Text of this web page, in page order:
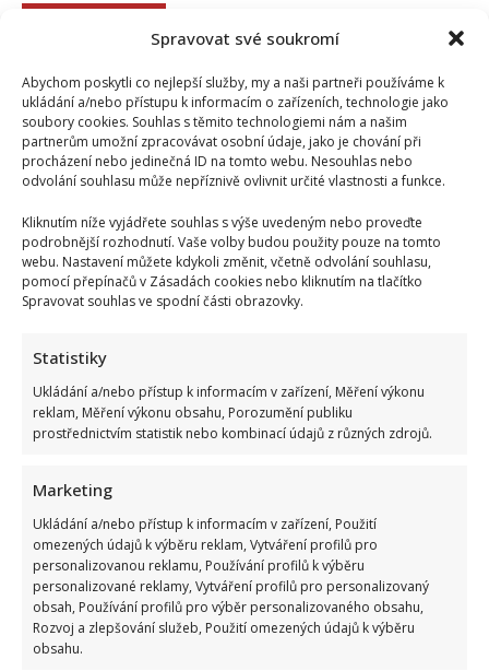
Spravovat své soukromí
Abychom poskytli co nejlepší služby, my a naši partneři používáme k
ukládání a/nebo přístupu k informacím o zařízeních, technologie jako
soubory cookies. Souhlas s těmito technologiemi nám a našim
partnerům umožní zpracovávat osobní údaje, jako je chování při
procházení nebo jedinečná ID na tomto webu. Nesouhlas nebo
odvolání souhlasu může nepříznivě ovlivnit určité vlastnosti a funkce.
Kliknutím níže vyjádřete souhlas s výše uvedeným nebo proveďte
podrobnější rozhodnutí. Vaše volby budou použity pouze na tomto
webu. Nastavení můžete kdykoli změnit, včetně odvolání souhlasu,
pomocí přepínačů v Zásadách cookies nebo kliknutím na tlačítko
Spravovat souhlas ve spodní části obrazovky.
Statistiky
Ukládání a/nebo přístup k informacím v zařízení, Měření výkonu
reklam, Měření výkonu obsahu, Porozumění publiku
prostřednictvím statistik nebo kombinací údajů z různých zdrojů.
Marketing
Ukládání a/nebo přístup k informacím v zařízení, Použití
omezených údajů k výběru reklam, Vytváření profilů pro
personalizovanou reklamu, Používání profilů k výběru
personalizované reklamy, Vytváření profilů pro personalizovaný
obsah, Používání profilů pro výběr personalizovaného obsahu,
Rozvoj a zlepšování služeb, Použití omezených údajů k výběru
obsahu.
Iveta Kohoutová
Trojlístek našich redaktorů doplňuje Iveta. Vrátila se na pozici
redaktorky po mateřské dovolené a našim čtenářům přináší
zajímavé informace o osobnostech, které se hřejí v záři reflektorů.
Kromě rodiny se Iveta ráda věnuje malování obrazů a miluje